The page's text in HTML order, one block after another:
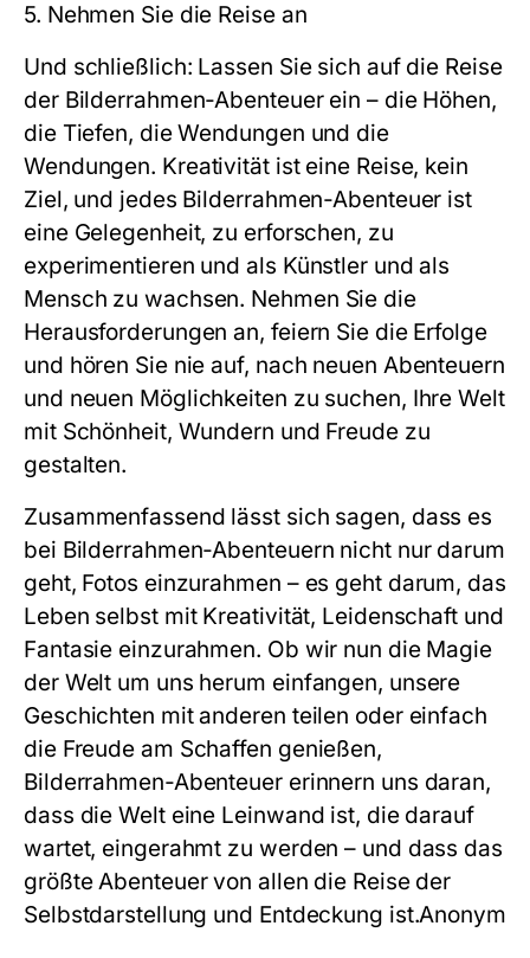
5. Nehmen Sie die Reise an
Und schließlich: Lassen Sie sich auf die Reise
der Bilderrahmen-Abenteuer ein – die Höhen,
die Tiefen, die Wendungen und die
Wendungen. Kreativität ist eine Reise, kein
Ziel, und jedes Bilderrahmen-Abenteuer ist
eine Gelegenheit, zu erforschen, zu
experimentieren und als Künstler und als
Mensch zu wachsen. Nehmen Sie die
Herausforderungen an, feiern Sie die Erfolge
und hören Sie nie auf, nach neuen Abenteuern
und neuen Möglichkeiten zu suchen, Ihre Welt
mit Schönheit, Wundern und Freude zu
gestalten.
Zusammenfassend lässt sich sagen, dass es
bei Bilderrahmen-Abenteuern nicht nur darum
geht, Fotos einzurahmen – es geht darum, das
Leben selbst mit Kreativität, Leidenschaft und
Fantasie einzurahmen. Ob wir nun die Magie
der Welt um uns herum einfangen, unsere
Geschichten mit anderen teilen oder einfach
die Freude am Schaffen genießen,
Bilderrahmen-Abenteuer erinnern uns daran,
dass die Welt eine Leinwand ist, die darauf
wartet, eingerahmt zu werden – und dass das
größte Abenteuer von allen die Reise der
Selbstdarstellung und Entdeckung ist.Anonym